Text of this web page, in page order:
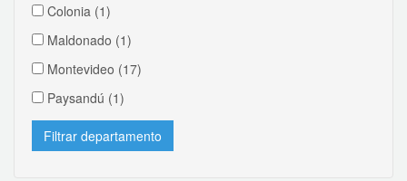
Colonia (1)
Maldonado (1)
Montevideo (17)
Paysandú (1)